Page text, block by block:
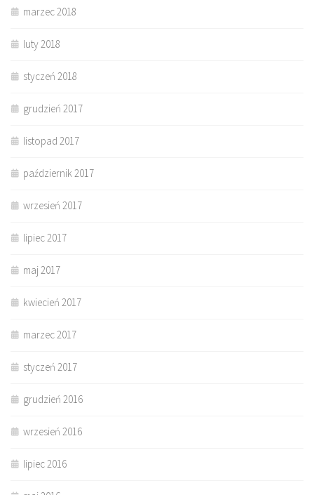
marzec 2018
luty 2018
styczeń 2018
grudzień 2017
listopad 2017
październik 2017
wrzesień 2017
lipiec 2017
maj 2017
kwiecień 2017
marzec 2017
styczeń 2017
grudzień 2016
wrzesień 2016
lipiec 2016